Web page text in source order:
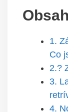
1.
Co
2.?
3.
4.